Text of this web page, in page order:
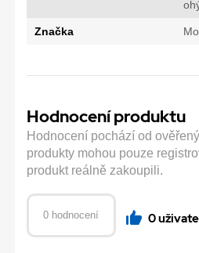
Značka
Hodnocení produktu
Hodnocení pochází od
produkty mohou pouze
produkt reálně zakoupili.
0 hodnocení 0